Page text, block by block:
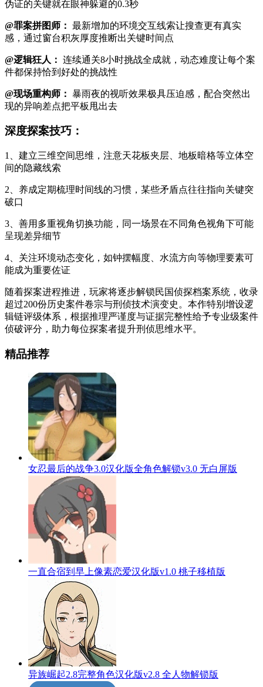
伪证的关键就在眼神躲避的0.3秒
@罪案拼图师： 最新增加的环境交互线索让搜查更有真实
感，通过窗台积灰厚度推断出关键时间点
@逻辑狂人： 连续通关8小时挑战全成就，动态难度让每个案
件都保持恰到好处的挑战性
@现场重构师： 暴雨夜的视听效果极具压迫感，配合突然出
现的异响差点把平板甩出去
深度探案技巧：
1、建立三维空间思维，注意天花板夹层、地板暗格等立体空
间的隐藏线索
2、养成定期梳理时间线的习惯，某些矛盾点往往指向关键突
破口
3、善用多重视角切换功能，同一场景在不同角色视角下可能
呈现差异细节
4、关注环境动态变化，如钟摆幅度、水流方向等物理要素可
能成为重要佐证
随着探案进程推进，玩家将逐步解锁民国侦探档案系统，收录
超过200份历史案件卷宗与刑侦技术演变史。本作特别增设逻
辑链评级体系，根据推理严谨度与证据完整性给予专业级案件
侦破评分，助力每位探案者提升刑侦思维水平。
精品推荐
女忍最后的战争3.0汉化版全角色解锁v3.0 无白屏版
一直合宿到早上像素恋爱汉化版v1.0 桃子移植版
异族崛起2.8完整角色汉化版v2.8 全人物解锁版